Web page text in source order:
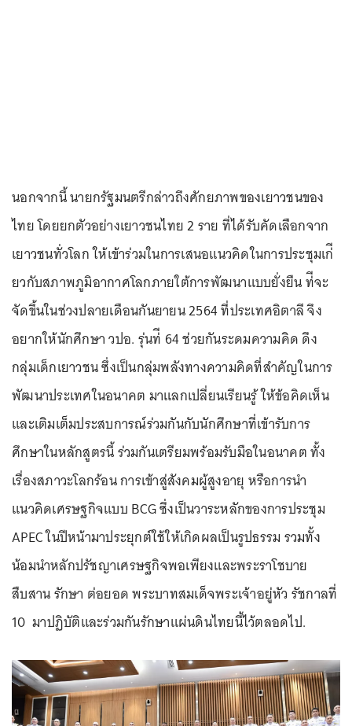
นอกจากนี้ นายกรัฐมนตรีกล่าวถึงศักยภาพของเยาวชนของ
ไทย โดยยกตัวอย่างเยาวชนไทย 2 ราย ที่ได้รับคัดเลือกจาก
เยาวชนทั่วโลก ให้เข้าร่วมในการเสนอแนวคิดในการประชุมเก่ี
ยวกับสภาพภูมิอากาศโลกภายใต้การพัฒนาแบบยั่งยืน ท่ีจะ
จัดขึ้นในช่วงปลายเดือนกันยายน 2564 ที่ประเทศอิตาลี จึง
อยากให้นักศึกษา วปอ. รุ่นท่ี 64 ช่วยกันระดมความคิด ดึง
กลุ่มเด็กเยาวชน ซึ่งเป็นกลุ่มพลังทางความคิดที่สำคัญในการ
พัฒนาประเทศในอนาคต มาแลกเปลี่ยนเรียนรู้ ให้ข้อคิดเห็น
และเติมเต็มประสบการณ์ร่วมกันกับนักศึกษาที่เข้ารับการ
ศึกษาในหลักสูตรนี้ ร่วมกันเตรียมพร้อมรับมือในอนาคต ทั้ง
เรื่องสภาวะโลกร้อน การเข้าสู่สังคมผู้สูงอายุ หรือการนำ
แนวคิดเศรษฐกิจแบบ BCG ซึ่งเป็นวาระหลักของการประชุม
APEC ในปีหน้ามาประยุกต์ใช้ให้เกิดผลเป็นรูปธรรม รวมทั้ง
น้อมนำหลักปรัชญาเศรษฐกิจพอเพียงและพระราโชบาย
สืบสาน รักษา ต่อยอด พระบาทสมเด็จพระเจ้าอยู่หัว รัชกาลที่
10 มาปฏิบัติและร่วมกันรักษาแผ่นดินไทยนี้ไว้ตลอดไป.